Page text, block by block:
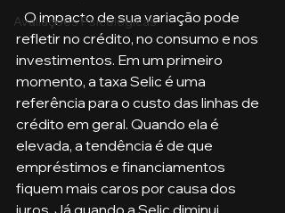
Avaliações Psicológicas
   O impacto de sua variação pode
refletir no crédito, no consumo e nos
investimentos. Em um primeiro
momento, a taxa Selic é uma
referência para o custo das linhas de
crédito em geral. Quando ela é
elevada, a tendência é de que
empréstimos e financiamentos
fiquem mais caros por causa dos
juros. Já quando a Selic diminui,